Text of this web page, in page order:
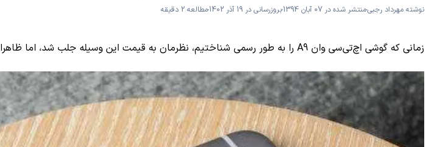
نوشته مهرداد رجبیمنتشر شده در 07 آبان 1394 بروزرسانی در 19 آذر 1402
مطالعه 2 دقیقه
زمانی که گوشی اچ‌تی‌سی وان A9 را به طور رسمی شناختیم، نظرمان به قیمت این وسیله جلب شد، اما ظاهرا این جلب توجه سوء تفاهمی بیش نیست.